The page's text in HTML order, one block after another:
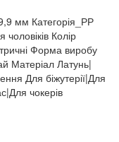
мм Категорія_РР
Колір
Форма виробу
Матеріал Латунь|
Для біжутерії|Для
чокерів